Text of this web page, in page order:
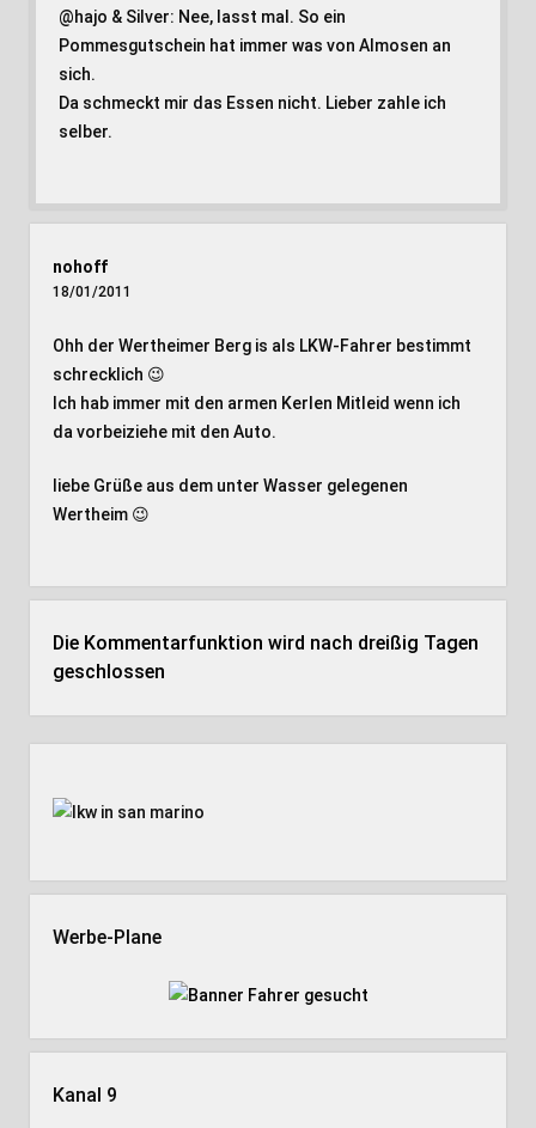
@hajo & Silver: Nee, lasst mal. So ein
Pommesgutschein hat immer was von Almosen an
sich.
Da schmeckt mir das Essen nicht. Lieber zahle ich
selber.
nohoff
18/01/2011
Ohh der Wertheimer Berg is als LKW-Fahrer bestimmt
schrecklich 😉
Ich hab immer mit den armen Kerlen Mitleid wenn ich
da vorbeiziehe mit den Auto.
liebe Grüße aus dem unter Wasser gelegenen
Wertheim 😉
Die Kommentarfunktion wird nach dreißig Tagen
geschlossen
Werbe-Plane
Kanal 9